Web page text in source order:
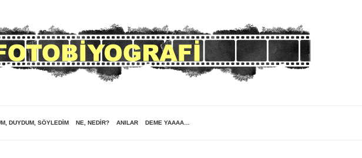
DUYDUM, SÖYLEDIM NE, NEDIR? ANILAR DEME YAAAA…